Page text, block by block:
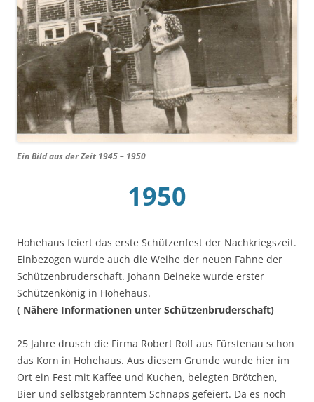
Ein Bild aus der Zeit 1945 – 1950
1950
Hohehaus feiert das erste Schützenfest der Nachkriegszeit.
Einbezogen wurde auch die Weihe der neuen Fahne der
Schützenbruderschaft. Johann Beineke wurde erster
Schützenkönig in Hohehaus.
( Nähere Informationen unter Schützenbruderschaft)
25 Jahre drusch die Firma Robert Rolf aus Fürstenau schon
das Korn in Hohehaus. Aus diesem Grunde wurde hier im
Ort ein Fest mit Kaffee und Kuchen, belegten Brötchen,
Bier und selbstgebranntem Schnaps gefeiert. Da es noch